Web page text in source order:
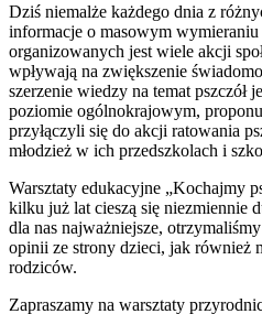
Dziś niemalże każdego dnia z
informacje o masowym
organizowanych jest wiele akcji
wpływają na zwiększenie
szerzenie wiedzy na temat pszczół
poziomie ogólnokrajowym,
przyłączyli się do akcji ratowania
młodzież w ich przedszkolach i
Warsztaty edukacyjne „Kochajmy
kilku już lat cieszą się niezmiennie
dla nas najważniejsze,
opinii ze strony dzieci, jak również
rodziców.
Zapraszamy na warsztaty